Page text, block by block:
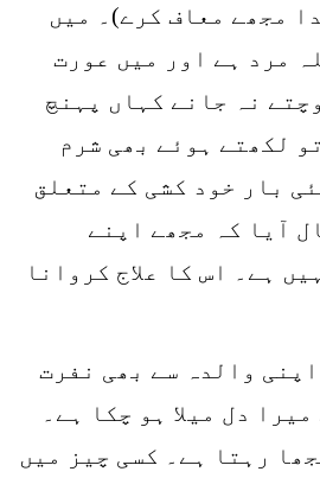
مجھے معاف کرے)۔ میں
مرد ہے اور میں عورت
نہ جانے کہاں پہنچ
لکھتے ہوئے بھی شرم
بار خود کشی کے متعلق
آیا کہ مجھے اپنے
ہے۔ اس کا علاج کروانا
اپنی والدہ سے بھی نفرت
دل میلا ہو چکا ہے۔
رہتا ہے۔ کسی چیز میں